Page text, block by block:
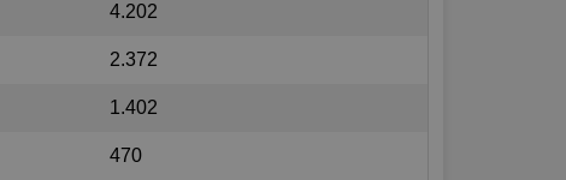
4.202
2.372
1.402
470